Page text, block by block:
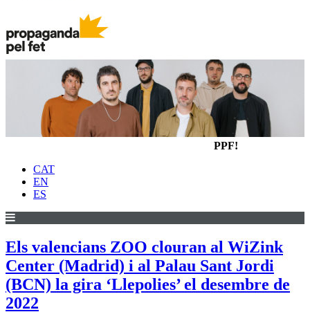
PPF!
CAT
EN
ES
Els valencians ZOO clouran al WiZink
Center (Madrid) i al Palau Sant Jordi
(BCN) la gira ‘Llepolies’ el desembre de
2022